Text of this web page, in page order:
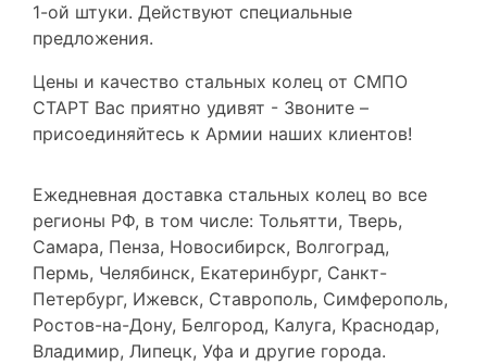
1-ой штуки. Действуют специальные
предложения.
Цены и качество стальных колец от СМПО
СТАРТ Вас приятно удивят - Звоните –
присоединяйтесь к Армии наших клиентов!
Ежедневная доставка стальных колец во все
регионы РФ, в том числе: Тольятти, Тверь,
Самара, Пенза, Новосибирск, Волгоград,
Пермь, Челябинск, Екатеринбург, Санкт-
Петербург, Ижевск, Ставрополь, Симферополь,
Ростов-на-Дону, Белгород, Калуга, Краснодар,
Владимир, Липецк, Уфа и другие города.